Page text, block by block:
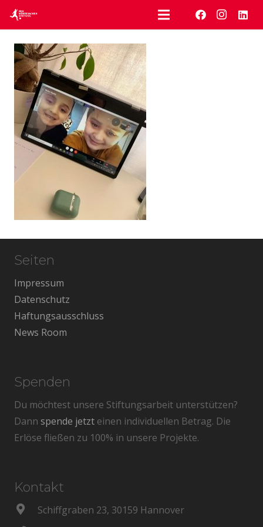
Seiten
Impressum
Datenschutz
Haftungsausschluss
News Room
Spenden
Du möchtest unsere Stiftungsarbeit unterstützen?
Dann spende jetzt einen individuellen Betrag. Die
Erlöse fließen zu 100% in unsere Projekte.
Kontakt
Schiffgraben 23, 30159 Hannover